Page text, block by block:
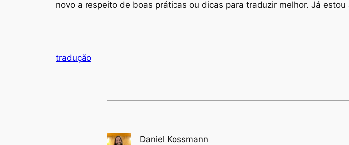
novo a respeito de boas práticas ou dicas para traduzir melhor. Já estou
tradução
Daniel Kossmann